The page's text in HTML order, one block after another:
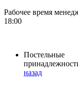
Рабочее время
18:00
Постельные
назад